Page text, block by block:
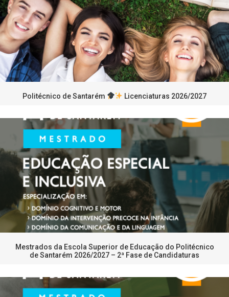
Politécnico de Santarém Licenciaturas 2026/2027
Mestrados da Escola Superior de Educação do Politécnico
de Santarém 2026/2027 – 2ª Fase de Candidaturas